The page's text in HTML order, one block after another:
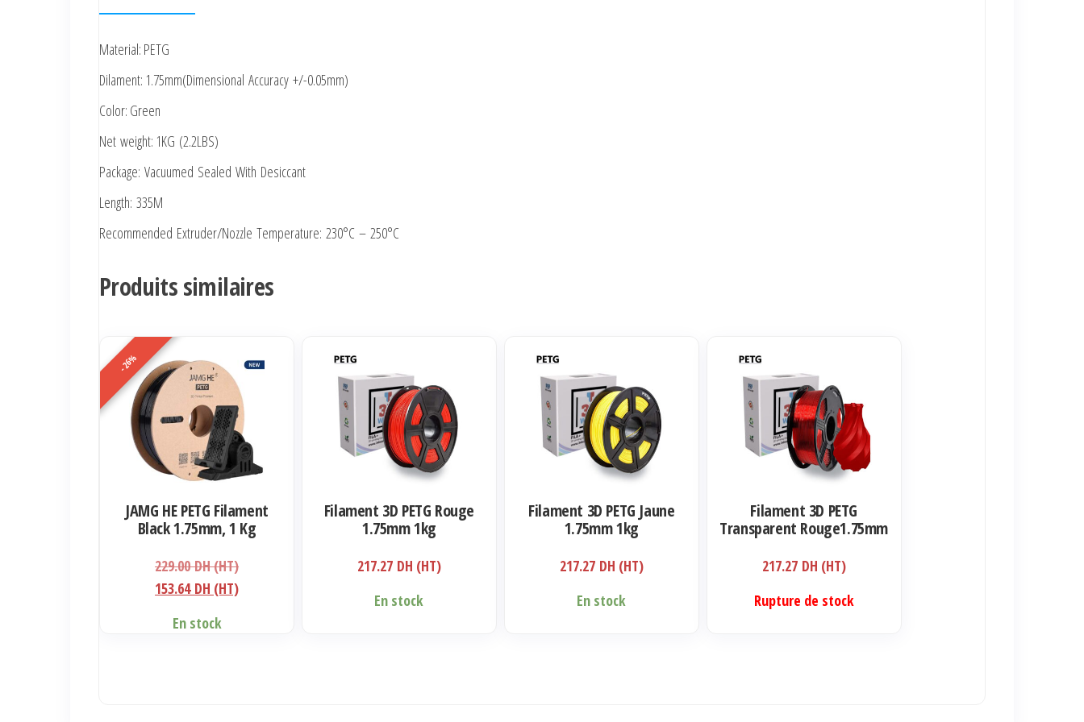
Material: PETG
Dilament: 1.75mm(Dimensional Accuracy +/-0.05mm)
Color: Green
Net weight: 1KG (2.2LBS)
Package: Vacuumed Sealed With Desiccant
Length: 335M
Recommended Extruder/Nozzle Temperature: 230°C – 250°C
Produits similaires
-26%
JAMG HE PETG Filament
Black 1.75mm, 1 Kg
229.00DH (HT)Le
prix
153.64 DH (HT)Le
En stock
Filament 3D PETG Rouge
1.75mm 1kg
217.27 DH (HT)
En stock
Filament 3D PETG Jaune
1.75mm 1kg
217.27 DH (HT)
En stock
Filament 3D PETG
Transparent Rouge1.75mm
217.27 DH (HT)
Rupture de stock